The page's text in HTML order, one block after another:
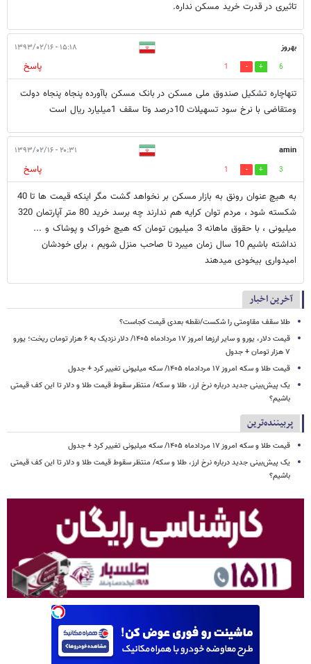
تاثیری در قدرت خرید مسکن نداره.
بهروز ۱۵:۱۸ - ۱۳۹۳/۰۲/۱۶
6
1
پاسخ
تنهاچاره تشکیل صندوق ملی مسکن در بانک مسکن باآورده پنجاه پنجاه دولت
ومتقاضی با نرخ سود تسهیلات 10درصد وتا سقف 1میلیارد ریال است
amin ۲۰:۳۱ - ۱۳۹۳/۰۲/۱۶
3
1
پاسخ
به هیچ عنوان رونق به بازار مسکن بر نخواهد گشت مگر اینکه قیمت ها تا 40
شکسته شود ، مردم توان کرایه هم ندارند چه برسد خرید 80 متر آپارتمان 320
میلیونی ، با حقوق ماهانه 3 میلیون تومان که هیچ خوراک و پوشاک و ...
نداشته باشیم 10 سال زمان میبرد تا صاحب منزل شویم ، برای خودشان
امیدواری بیخودی میدهند
آخرین اخبار
طلا سقف مقاومتی را شکست/نقطه بعدی قیمت کجاست؟
قیمت دلار، یورو و سایر ارزها امروز ۱۷ مردادماه ۱۴۰۵/ دلار نزدیک به ۶ هزار تومان ریخت؛ یورو
۷ هزار تومان + جدول
قیمت طلا و سکه امروز ۱۷ مردادماه ۱۴۰۵/ سکه میلیونی تغییر کرد + جدول
یک پیش‌بینی جدید درباره نرخ ارز، طلا و سکه/ منتظر سقوط قیمت طلا و دلار تا این کف قیمتی
باشیم؟
پربیننده‌ترین
قیمت طلا و سکه امروز ۱۷ مردادماه ۱۴۰۵/ سکه میلیونی تغییر کرد + جدول
یک پیش‌بینی جدید درباره نرخ ارز، طلا و سکه/ منتظر سقوط قیمت طلا و دلار تا این کف قیمتی
باشیم؟